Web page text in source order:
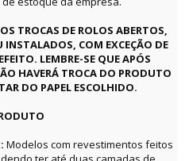
TROCAS DE ROLOS ABERTOS,
INSTALADOS, COM EXCEÇÃO DE
LEMBRE-SE QUE APÓS
HAVERÁ TROCA DO PRODUTO
DO PAPEL ESCOLHIDO.
Modelos com revestimentos feitos